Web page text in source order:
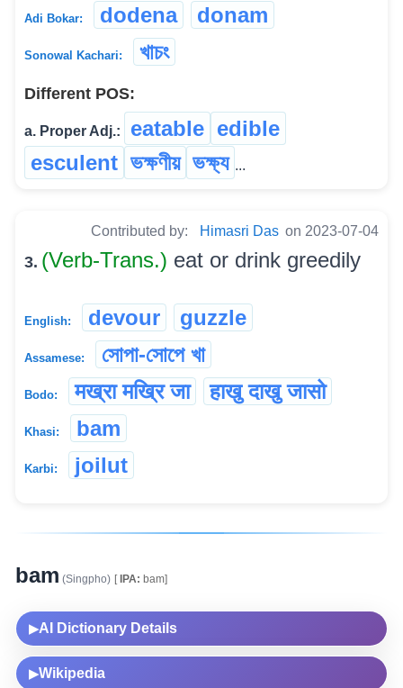
Adi Bokar: dodena donam
Sonowal Kachari: খাচং
Different POS:
a. Proper Adj.: eatable edible
esculent ভক্ষণীয় ভক্ষ্য ...
Contributed by: Himasri Das on 2023-07-04
3. (Verb-Trans.) eat or drink greedily
English: devour guzzle
Assamese: সোপা-সোপে খা
Bodo: मख्रा मख्रि जा हाखु दाखु जासो
Khasi: bam
Karbi: joilut
bam (Singpho) [IPA: bam]
▶AI Dictionary Details
▶Wikipedia